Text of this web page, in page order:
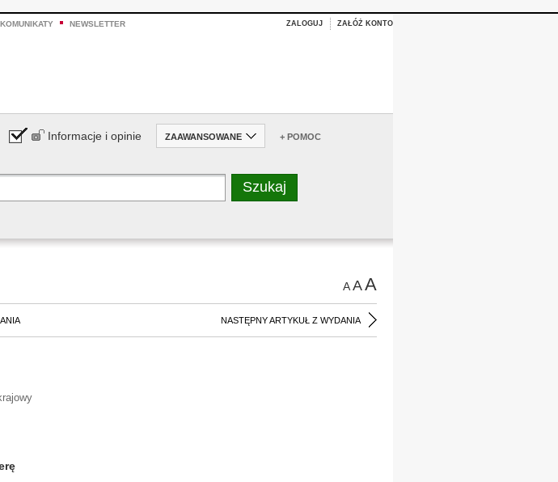
KOMUNIKATY NEWSLETTER ZALOGUJ ZAŁÓŻ KONTO
Informacje i opinie ZAAWANSOWANE + POMOC
AAA
NASTĘPNY ARTYKUŁ Z WYDANIA